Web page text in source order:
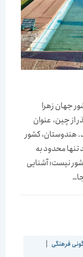
جهان زهرا
چین، ‌‌‌ عنوان
کشور
محدود به
نیست؛ آشنایی
فرهنگی |